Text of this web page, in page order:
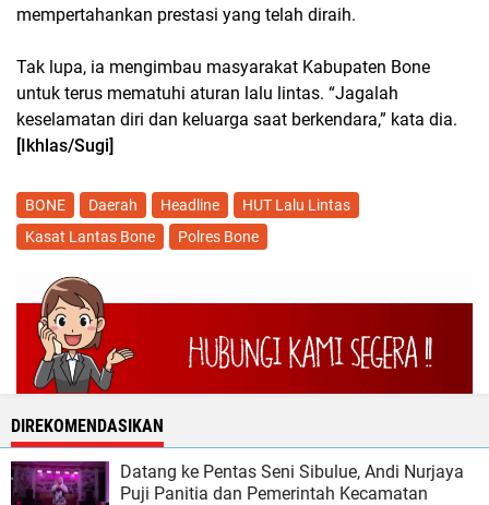
mempertahankan prestasi yang telah diraih.
Tak lupa, ia mengimbau masyarakat Kabupaten Bone
untuk terus mematuhi aturan lalu lintas. “Jagalah
keselamatan diri dan keluarga saat berkendara,” kata dia.
[Ikhlas/Sugi]
BONE Daerah Headline
HUT Lalu Lintas
Kasat Lantas Bone
Polres Bone
DIREKOMENDASIKAN
Datang ke Pentas Seni Sibulue, Andi Nurjaya
Puji Panitia dan Pemerintah Kecamatan